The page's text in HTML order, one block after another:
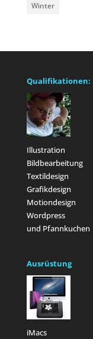
Winter
Qualifikationen:
Illustration
Bildbearbeitung
Textildesign
Grafikdesign
Motiondesign
Wordpress
und Pfannkuchen
Ausrüstung
iMacs